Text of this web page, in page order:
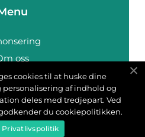
oss
oss
cookies til at huske dine
af indhold og
deles med tredjepart. Ved
du cookiepolitikken.
Privatlivspolitik